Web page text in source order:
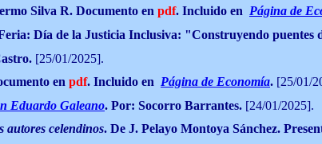
Silva R. Documento en pdf. Incluido en Página de
Día de la Justicia Inclusiva: "Construyendo puentes
[25/01/2025].
en pdf. Incluido en Página de Economía. [25/01/
Eduardo Galeano. Por: Socorro Barrantes. [24/01/2025].
autores celendinos. De J. Pelayo Montoya Sánchez.